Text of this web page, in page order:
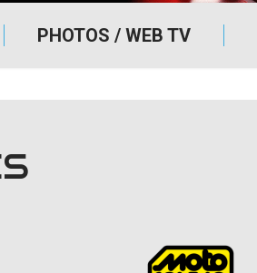
PHOTOS / WEB TV